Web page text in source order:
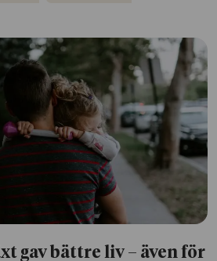
gav bättre liv – även för